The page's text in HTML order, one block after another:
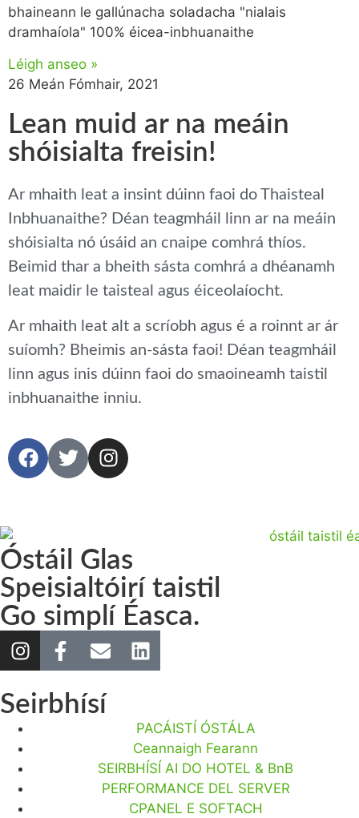
bhaineann le gallúnacha soladacha "nialais
dramhaíola" 100% éicea-inbhuanaithe
Léigh anseo »
26 Meán Fómhair, 2021
Lean muid ar na meáin
shóisialta freisin!
Ar mhaith leat a insint dúinn faoi do Thaisteal
Inbhuanaithe? Déan teagmháil linn ar na meáin
shóisialta nó úsáid an cnaipe comhrá thíos.
Beimid thar a bheith sásta comhrá a dhéanamh
leat maidir le taisteal agus éiceolaíocht.
Ar mhaith leat alt a scríobh agus é a roinnt ar ár
suíomh? Bheimis an-sásta faoi! Déan teagmháil
linn agus inis dúinn faoi do smaoineamh taistil
inbhuanaithe inniu.
Óstáil Glas
Speisialtóirí taistil
Go simplí Éasca.
Seirbhísí
PACÁISTÍ ÓSTÁLA
Ceannaigh Fearann
SEIRBHÍSÍ AI DO HOTEL & BnB
PERFORMANCE DEL SERVER
CPANEL E SOFTACH